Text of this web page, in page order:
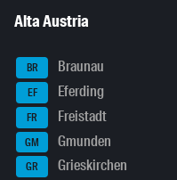
Alta Austria
BR Braunau
EF Eferding
FR Freistadt
GM Gmunden
GR Grieskirchen